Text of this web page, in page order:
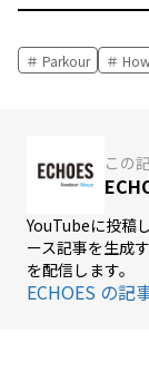
Parkour
この
YouTubeに投稿
ース記事を生成
を配信します。
ECHOES の記